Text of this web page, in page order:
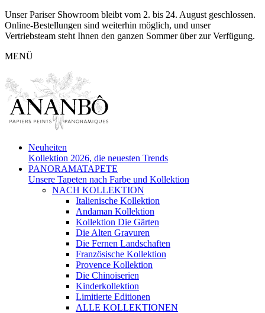
Unser Pariser Showroom bleibt vom 2. bis 24. August geschlossen.
Online-Bestellungen sind weiterhin möglich, und unser
Vertriebsteam steht Ihnen den ganzen Sommer über zur Verfügung.
MENÜ
Neuheiten
Kollektion 2026, die neuesten Trends
PANORAMATAPETE
Unsere Tapeten nach Farbe und Kollektion
NACH KOLLEKTION
Italienische Kollektion
Andaman Kollektion
Kollektion Die Gärten
Die Alten Gravuren
Die Fernen Landschaften
Französische Kollektion
Provence Kollektion
Die Chinoiserien
Kinderkollektion
Limitierte Editionen
ALLE KOLLEKTIONEN